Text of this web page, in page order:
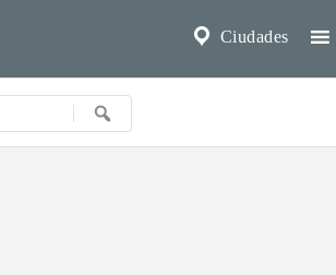
Ciudades